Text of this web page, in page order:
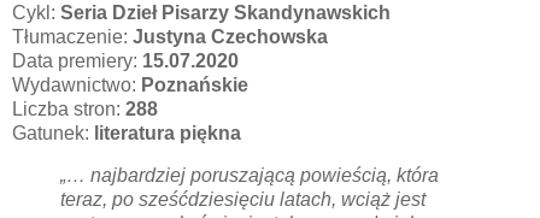
Cykl: Seria Dzieł Pisarzy Skandynawskich
Tłumaczenie: Justyna Czechowska
Data premiery: 15.07.2020
Wydawnictwo: Poznańskie
Liczba stron: 288
Gatunek: literatura piękna
„… najbardziej poruszającą powieścią, która
teraz, po sześćdziesięciu latach, wciąż jest